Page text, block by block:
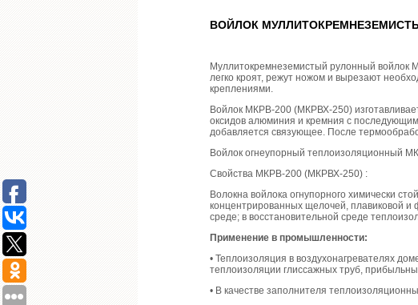
ВОЙЛОК
Муллитокремнеземистый рулонный войлок
легко кроят, режут ножом и вырезают
креплениями.
Войлок МКРВ-200 (МКРВХ-250)
оксидов алюминия и кремния с
добавляется связующее. После
Войлок огнеупорный теплоизоляционный
Свойства МКРВ-200 (МКРВХ-250) :
Волокна войлока огнупорного химически
концентрированных щелочей, плавиковой и
среде; в восстановительной среде
Применение в промышленности:
• Теплоизоляция в воздухонагревателях
теплоизоляции глиссажных труб,
• В качестве заполнителя